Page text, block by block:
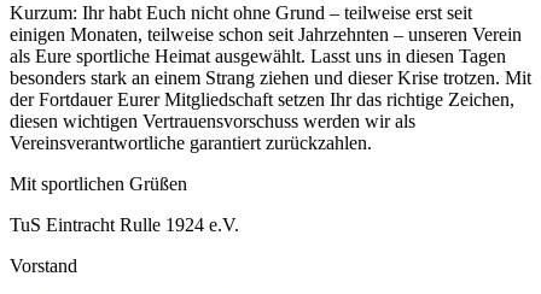
Kurzum: Ihr habt Euch nicht ohne Grund – teilweise erst seit
einigen Monaten, teilweise schon seit Jahrzehnten – unseren Verein
als Eure sportliche Heimat ausgewählt. Lasst uns in diesen Tagen
besonders stark an einem Strang ziehen und dieser Krise trotzen. Mit
der Fortdauer Eurer Mitgliedschaft setzen Ihr das richtige Zeichen,
diesen wichtigen Vertrauensvorschuss werden wir als
Vereinsverantwortliche garantiert zurückzahlen.
Mit sportlichen Grüßen
TuS Eintracht Rulle 1924 e.V.
Vorstand